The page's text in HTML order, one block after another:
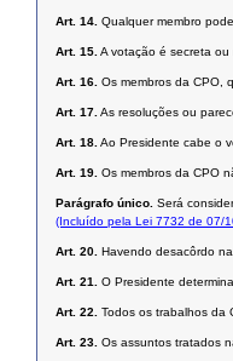
Art. 14. Qualquer membro
Art. 15. A votação é secreta
Art. 16. Os membros da CPO,
Art. 17. As resoluções ou
Art. 18. Ao Presidente cabe o
Art. 19. Os membros da CPO
Parágrafo único. Será
(Incluído pela Lei 7732 de 07/
Art. 20. Havendo desacôrdo
Art. 21. O Presidente
Art. 22. Todos os trabalhos da
Art. 23. Os assuntos tratados